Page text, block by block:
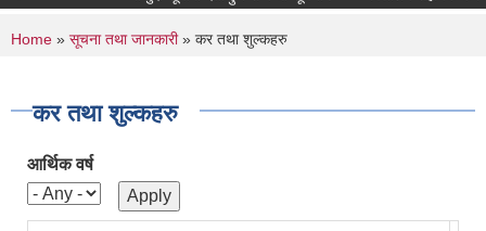
You are here
Home » सूचना तथा जानकारी» कर तथा शुल्कहरु
कर तथा शुल्कहरु
आर्थिक वर्ष